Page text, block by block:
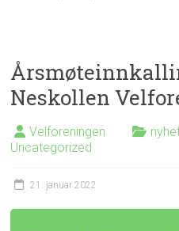
Neskollen
Velforeningen
Uncategorized
21. januar 2022